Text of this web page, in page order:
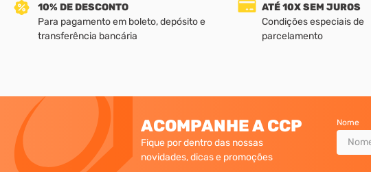
10% DE DESCONTO
Para pagamento em boleto, depósito e
transferência bancária
ATÉ 10X SEM JUROS
Condições especiais de
parcelamento
ACOMPANHE A CCP
Fique por dentro das nossas
novidades, dicas e promoções
Nome